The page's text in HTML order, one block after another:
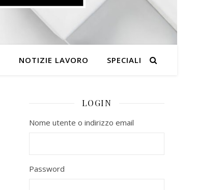
NOTIZIE LAVORO SPECIALI
LOGIN
Nome utente o indirizzo email
Password